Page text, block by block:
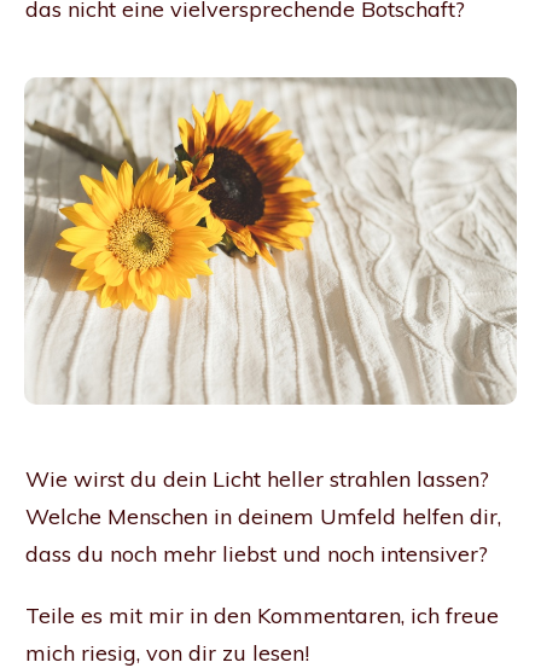
das nicht eine vielversprechende Botschaft?
Wie wirst du dein Licht heller strahlen lassen?
Welche Menschen in deinem Umfeld helfen dir,
dass du noch mehr liebst und noch intensiver?
Teile es mit mir in den Kommentaren, ich freue
mich riesig, von dir zu lesen!